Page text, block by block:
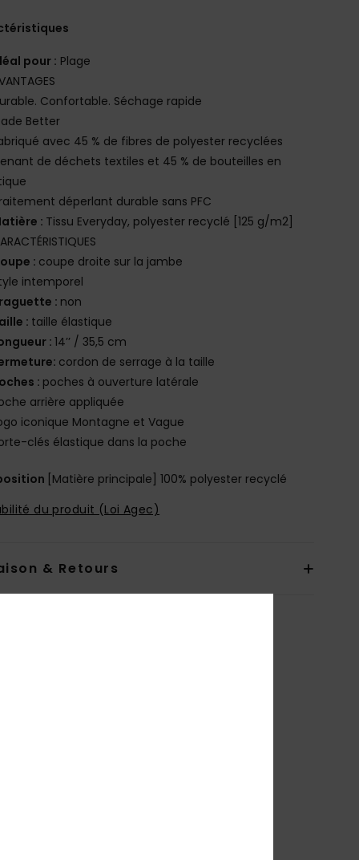
pour : Plage
Confortable. Séchage rapide
Better
avec 45 % de fibres de polyester recyclées
de déchets textiles et 45 % de bouteilles en
déperlant durable sans PFC
: Tissu Everyday, polyester recyclé [125 g/m2]
: coupe droite sur la jambe
intemporel
: non
: taille élastique
:14’’ / 35,5 cm
cordon de serrage à la taille
: poches à ouverture latérale
arrière appliquée
iconique Montagne et Vague
clés élastique dans la poche
[Matière principale] 100% polyester recyclé
du produit (Loi Agec)
& Retours